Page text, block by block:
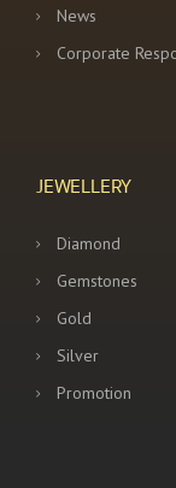
News
Corporate
JEWELLERY
Diamond
Gemstones
Gold
Silver
Promotion